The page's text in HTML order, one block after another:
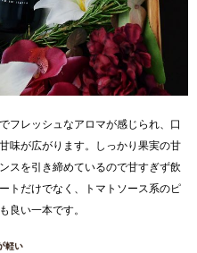
フレッシュなアロマが感じられ、口
味が広がります。しっかり果実の甘
スを引き締めているので甘すぎず飲
トだけでなく、トマトソース系のピ
良い一本です。